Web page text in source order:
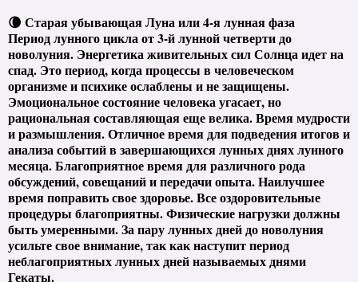
🌘 Старая убывающая Луна или 4-я лунная фаза
Период лунного цикла от 3-й лунной четверти до
новолуния. Энергетика живительных сил Солнца идет на
спад. Это период, когда процессы в человеческом
организме и психике ослаблены и не защищены.
Эмоциональное состояние человека угасает, но
рациональная составляющая еще велика. Время мудрости
и размышления. Отличное время для подведения итогов и
анализа событий в завершающихся лунных днях лунного
месяца. Благоприятное время для различного рода
обсуждений, совещаний и передачи опыта. Наилучшее
время поправить свое здоровье. Все оздоровительные
процедуры благоприятны. Физические нагрузки должны
быть умеренными. За пару лунных дней до новолуния
усильте свое внимание, так как наступит период
неблагоприятных лунных дней называемых днями
Гекаты.